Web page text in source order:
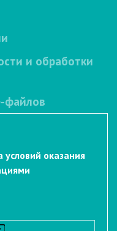
и обработки
файлов
условий оказания